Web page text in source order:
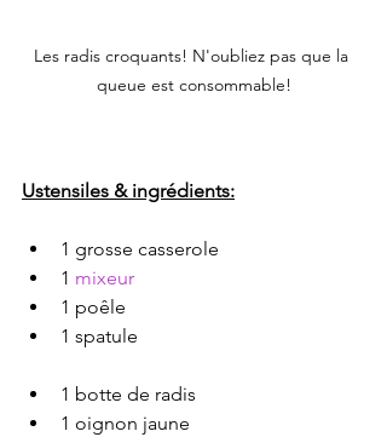
Les radis croquants! N'oubliez pas que la
queue est consommable!
Ustensiles & ingrédients:
1 grosse casserole
1 mixeur
1 poêle
1 spatule
1 botte de radis
1 oignon jaune